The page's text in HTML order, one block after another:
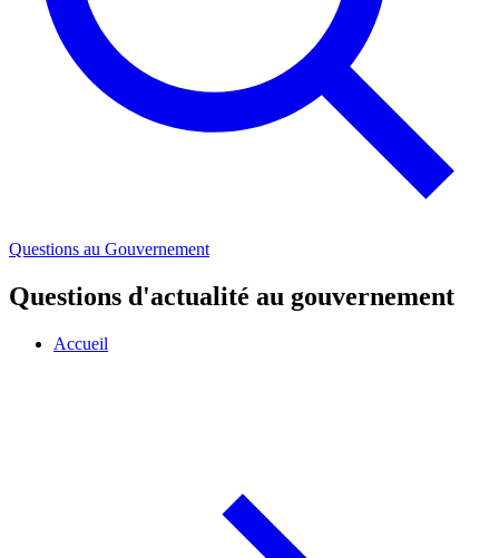
Questions au Gouvernement
Questions d'actualité au gouvernement
Accueil